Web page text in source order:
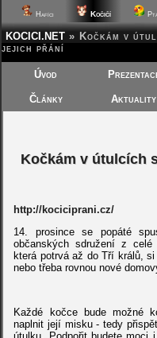
Hafíci Kočičí
KOCICI.NET » Kočkám v
jejich přání
Úvod
Články Aktuality
Kočkám v útulcích
http://kociciprani.cz/
14. prosince se popáté
občanských sdružení z
která potrvá až do Tří králů,
nebo třeba rovnou nové
Každé kočce bude možné
naplnit její misku - tedy